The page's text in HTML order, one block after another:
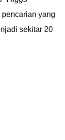
yang
sekitar 20